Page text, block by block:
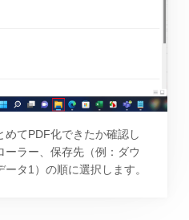
てPDF化できたか確認し
ーラー、保存先（例：ダウ
タ1）の順に選択します。